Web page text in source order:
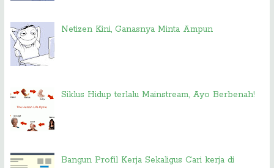
Netizen Kini, Ganasnya Minta Ampun
Siklus Hidup terlalu Mainstream, Ayo Berbenah!
Bangun Profil Kerja Sekaligus Cari kerja di